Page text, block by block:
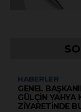
HABERLER
GENEL
GÜLÇİN YAHYA
ZİYARETİNDE